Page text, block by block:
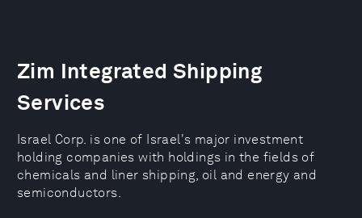
Zim Integrated Shipping
Services
Israel Corp. is one of Israel's major investment
holding companies with holdings in the fields of
chemicals and liner shipping, oil and energy and
semiconductors.